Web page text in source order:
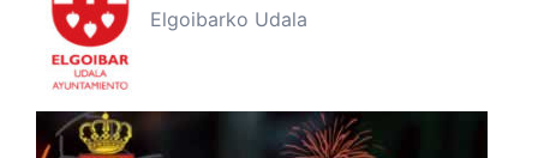
Elgoibarko Udala